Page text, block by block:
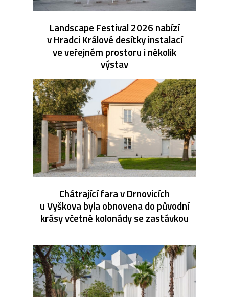
Landscape Festival 2026 nabízí
v Hradci Králové desítky instalací
ve veřejném prostoru i několik
výstav
Chátrající fara v Drnovicích
u Vyškova byla obnovena do původní
krásy včetně kolonády se zastávkou